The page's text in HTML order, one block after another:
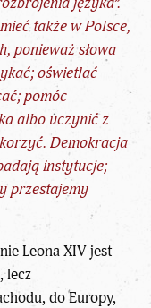
także w Polsce,
ponieważ słowa
oświetlać
pomóc
albo uczynić z
Demokracja
instytucje;
przestajemy
Leona XIVjest
lecz
do Europy,